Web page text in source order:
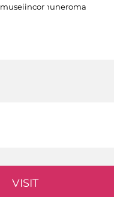
museiincomuneroma
VISIT